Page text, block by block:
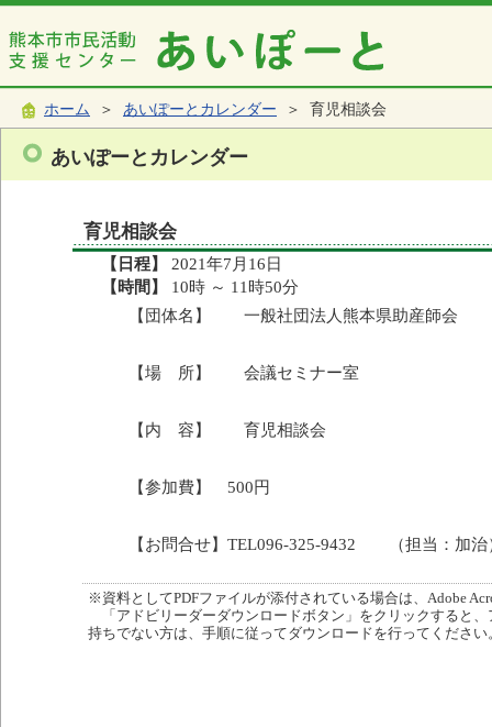
ホーム ＞ あいぽーとカレンダー ＞ 育児相談会
あいぽーとカレンダー
育児相談会
【日程】
2021年7月16日
【時間】
10時 ～ 11時50分
【団体名】 一般社団法人熊本県助産師会
【場 所】 会議セミナー室
【内 容】 育児相談会
【参加費】 500円
【お問合せ】TEL096-325-9432 （担当：加治
※資料としてPDFファイルが添付されている場合は、Adobe
「アドビリーダーダウンロードボタン」をクリックすると
持ちでない方は、手順に従ってダウンロードを行ってください